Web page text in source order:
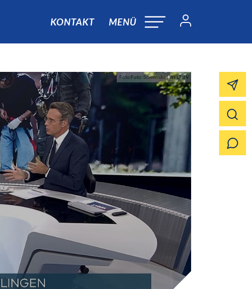
KONTAKT MENÜ
Foto:Foto: Screenshot WELT TV